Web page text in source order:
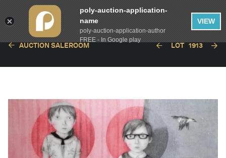
AUCTION SALEROOM LOT 1913
poly-auction-application-
name
poly-auction-application-author
FREE - In Google play
VIEW